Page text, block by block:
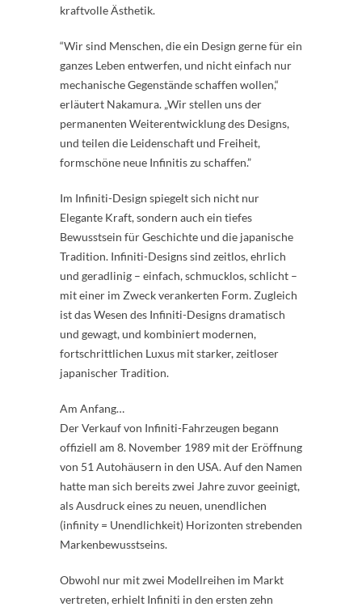
kraftvolle Ästhetik.
“Wir sind Menschen, die ein Design gerne für ein
ganzes Leben entwerfen, und nicht einfach nur
mechanische Gegenstände schaffen wollen,“
erläutert Nakamura. „Wir stellen uns der
permanenten Weiterentwicklung des Designs,
und teilen die Leidenschaft und Freiheit,
formschöne neue Infinitis zu schaffen.”
Im Infiniti-Design spiegelt sich nicht nur
Elegante Kraft, sondern auch ein tiefes
Bewusstsein für Geschichte und die japanische
Tradition. Infiniti-Designs sind zeitlos, ehrlich
und geradlinig – einfach, schmucklos, schlicht –
mit einer im Zweck verankerten Form. Zugleich
ist das Wesen des Infiniti-Designs dramatisch
und gewagt, und kombiniert modernen,
fortschrittlichen Luxus mit starker, zeitloser
japanischer Tradition.
Am Anfang…
Der Verkauf von Infiniti-Fahrzeugen begann
offiziell am 8. November 1989 mit der Eröffnung
von 51 Autohäusern in den USA. Auf den Namen
hatte man sich bereits zwei Jahre zuvor geeinigt,
als Ausdruck eines zu neuen, unendlichen
(infinity = Unendlichkeit) Horizonten strebenden
Markenbewusstseins.
Obwohl nur mit zwei Modellreihen im Markt
vertreten, erhielt Infiniti in den ersten zehn